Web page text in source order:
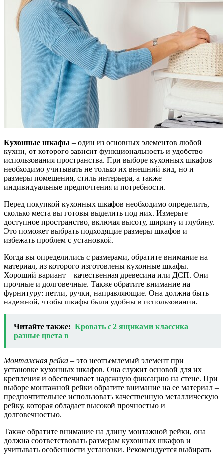
Кухонные шкафы – один из основных элементов любой
кухни, от которого зависит функциональность и удобство
использования пространства. При выборе кухонных шкафов
необходимо учитывать не только их внешний вид, но и
размеры помещения, стиль интерьера, а также
индивидуальные предпочтения и потребности.
Перед покупкой кухонных шкафов необходимо определить,
сколько места вы готовы выделить под них. Измерьте
доступное пространство, включая высоту, ширину и глубину.
Это поможет выбрать подходящие размеры шкафов и
избежать проблем с установкой.
Когда вы определились с размерами, обратите внимание на
материал, из которого изготовлены кухонные шкафы.
Хороший вариант – качественная древесина или ДСП. Они
прочные и долговечные. Также обратите внимание на
фурнитуру: петли, ручки, направляющие. Она должна быть
надежной, чтобы шкафы были удобны в использовании.
Читайте также: Кровать с 2 ящиками классика
разные цвета в
Монтажная рейка – это неотъемлемый элемент при
установке кухонных шкафов. Она служит основой для их
крепления и обеспечивает надежную фиксацию на стене. При
выборе монтажной рейки обратите внимание на ее материал –
предпочтительнее использовать качественную металлическую
рейку, которая обладает высокой прочностью и
долговечностью.
Также обратите внимание на длину монтажной рейки, она
должна соответствовать размерам кухонных шкафов и
учитывать особенности установки. Рекомендуется выбирать